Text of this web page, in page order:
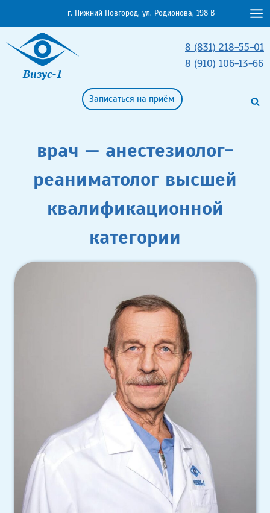
к
содержимому
г. Нижний Новгород, ул. Родионова, 198 В
Визус-1
8 (831) 218-55-01
8 (910) 106-13-66
Записаться на приём
врач — анестезиолог-
реаниматолог высшей
квалификационной
категории